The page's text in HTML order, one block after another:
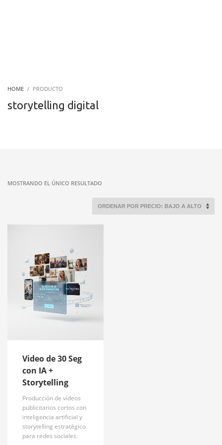
HOME PRODUCTO
storytelling digital
MOSTRANDO EL ÚNICO RESULTADO
Video de 30 Seg
con IA +
Storytelling
Producción de videos
publicitarios cortos con
inteligencia artificial y
storytelling estratégico
para redes sociales.